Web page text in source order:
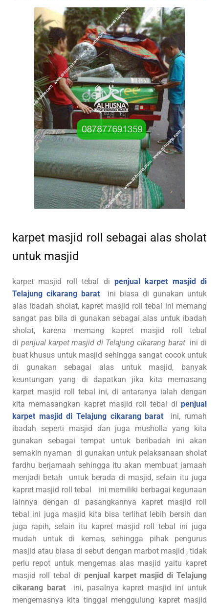
karpet masjid roll sebagai alas sholat
untuk masjid
karpet masjid roll tebal di penjual karpet masjid di
Telajung cikarang barat ini biasa di gunakan untuk
alas ibadah sholat, kapret masjid roll tebal ini memang
sangat pas bila di gunakan sebagai alas untuk ibadah
sholat, karena memang kapret masjid roll tebal
di penjual karpet masjid di Telajung cikarang baratini di
buat khusus untuk masjid sehingga sangat cocok untuk
di gunakan sebagai alas untuk masjid, banyak
keuntungan yang di dapatkan jika kita memasang
karpet masjid roll tebal ini, di antaranya ialah dengan
kita memasangkan kapret masjid roll tebal di penjual
karpet masjid di Telajung cikarang barat
ini, rumah
ibadah seperti masjid dan juga musholla yang kita
gunakan sebagai tempat untuk beribadah ini akan
semakin nyaman di gunakan untuk pelaksanaan sholat
fardhu berjamaah sehingga itu akan membuat jamaah
menjadi betah untuk berada di masjid, selain itu juga
kapret masjid roll tebal ini memiliki berbagai kegunaan
lainnya dengan di pasangkannya kapret masjid roll
tebal ini juga masjid kita bisa terlihat lebih bersih dan
juga rapih, selain itu kapret masjid roll tebal ini juga
mudah untuk di kemas, sehingga pihak pengurus
masjid atau biasa di sebut dengan marbot masjid , tidak
perlu repot untuk mengemas alas masjid yaitu kapret
masjid roll tebal di penjual karpet masjid di Telajung
cikarang baratini, pasalnya kapret masjid ini untuk
mengemasnya kita tinggal menggulung kapret masjid